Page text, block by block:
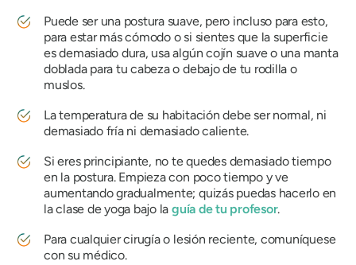
Puede ser una postura suave, pero incluso para esto,
para estar más cómodo o si sientes que la superficie
es demasiado dura, usa algún cojín suave o una manta
doblada para tu cabeza o debajo de tu rodilla o
muslos.
La temperatura de su habitación debe ser normal, ni
demasiado fría ni demasiado caliente.
Si eres principiante, no te quedes demasiado tiempo
en la postura. Empieza con poco tiempo y ve
aumentando gradualmente; quizás puedas hacerlo en
la clase de yoga bajo la guía de tu profesor.
Para cualquier cirugía o lesión reciente, comuníquese
con su médico.